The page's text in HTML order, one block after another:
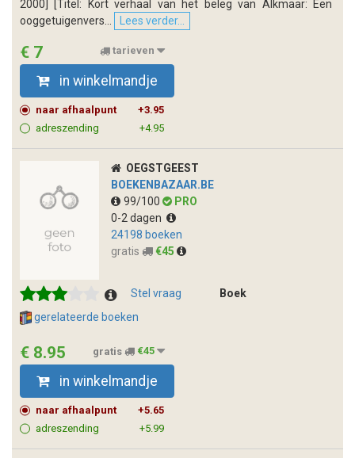
2000] [Titel: Kort verhaal van het beleg van Alkmaar: Een
ooggetuigenvers...
Lees verder...
€ 7 tarieven
in winkelmandje
naar afhaalpunt
+3.95
adreszending
+4.95
OEGSTGEEST
BOEKENBAZAAR.BE
99/100
PRO
0-2 dagen
24198 boeken
gratis
€45
Stel vraag
Boek
gerelateerde boeken
€ 8.95 gratis €45
in winkelmandje
naar afhaalpunt
+5.65
adreszending
+5.99